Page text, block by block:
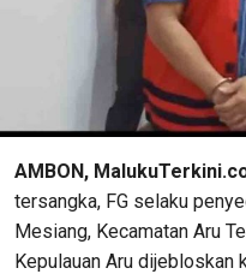
AMBON,
tersangka, FG selaku
Mesiang, Kecamatan Aru
Kepulauan Aru dijebloskan